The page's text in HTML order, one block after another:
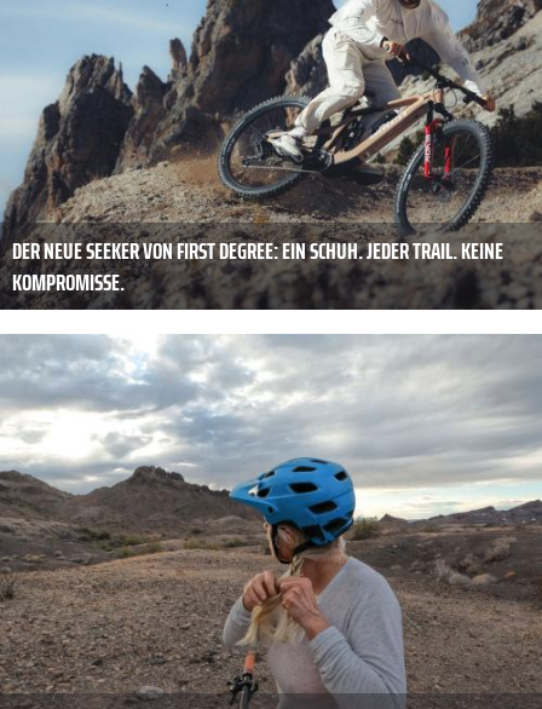
DER NEUE SEEKER VON FIRST DEGREE: EIN SCHUH. JEDER TRAIL. KEINE
KOMPROMISSE.